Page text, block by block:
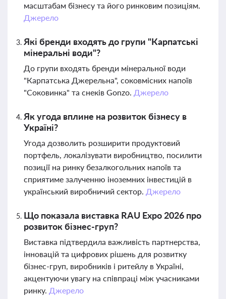
масштабам бізнесу та його ринковим позиціям.
Джерело
Які бренди входять до групи "Карпатські
мінеральні води"?
До групи входять бренди мінеральної води
"Карпатська Джерельна", соковмісних напоїв
"Соковинка" та снеків Gonzo. Джерело
Як угода вплине на розвиток бізнесу в
Україні?
Угода дозволить розширити продуктовий
портфель, локалізувати виробництво, посилити
позиції на ринку безалкогольних напоїв та
сприятиме залученню іноземних інвестицій в
український виробничий сектор. Джерело
Що показала виставка RAU Expo 2026 про
розвиток бізнес-груп?
Виставка підтвердила важливість партнерства,
інновацій та цифрових рішень для розвитку
бізнес-груп, виробників і ритейлу в Україні,
акцентуючи увагу на співпраці між учасниками
ринку. Джерело